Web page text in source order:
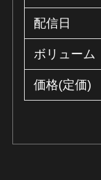
配信日
ボリューム
価格(定価)